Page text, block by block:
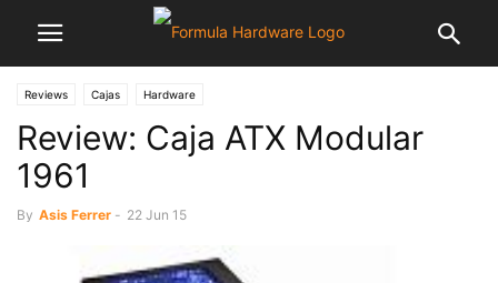
Reviews Cajas Hardware
Review: Caja ATX Modular
1961
By Asis Ferrer - 22 Jun 15